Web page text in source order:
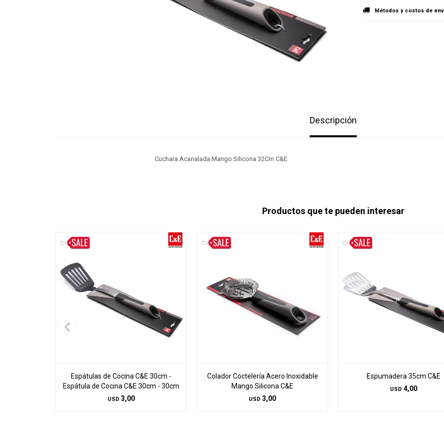
Métodos y costos de
Descripción
Cuchara Acanalada Mango Silicona 32Cm C&E
Productos que te pueden interesar
Espátulas de Cocina C&E 30cm -
Espátula de Cocina C&E 30cm - 30cm
USD 3,00
Colador Coctelería Acero Inoxidable
Mango Silicona C&E
USD 3,00
Espumadera 35cm C&E
USD 4,00